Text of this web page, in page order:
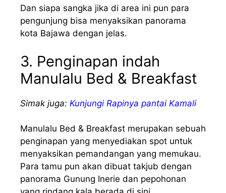
Dan siapa sangka jika di area ini pun para
pengunjung bisa menyaksikan panorama
kota Bajawa dengan jelas.
3. Penginapan indah
Manulalu Bed & Breakfast
Simak juga: Kunjungi Rapinya pantai Kamali
Manulalu Bed & Breakfast merupakan sebuah
penginapan yang menyediakan spot untuk
menyaksikan pemandangan yang memukau.
Para tamu pun akan dibuat takjub dengan
panorama Gunung Inerie dan pepohonan